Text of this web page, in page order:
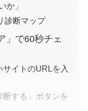
」
診断マップ
」で60秒チェ
イトのURLを入
する」ボタンを